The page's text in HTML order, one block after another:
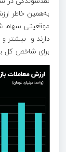
به‌همین خاطر
موقعیتی سهام
دارند و بیشتر
برای شاخص کل